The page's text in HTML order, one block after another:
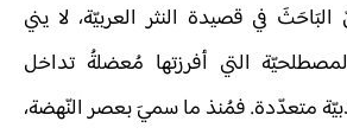
في قصيدة النثر العربيّة، لا يني
التي أفرزتها مُعضلةُ تداخل
متعدّدة. فمُنذ ما سميَ بعصر النّهضة،